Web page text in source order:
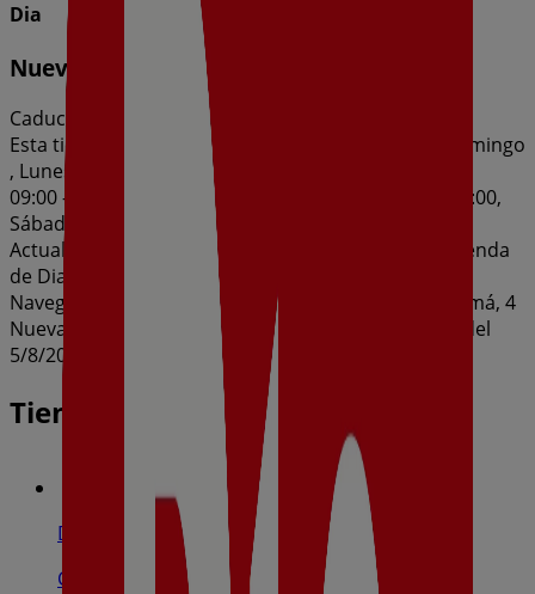
Dia
Nueva Calidad Dia del 05/08 al 11/08
Caduca mañana
Esta tienda de Dia tiene los siguientes horarios: Domingo
, Lunes 09:00 - 21:00, Martes 09:00 - 21:00, Miércoles
09:00 - 21:00, Jueves 09:00 - 21:00, Viernes 09:00 - 21:00,
Sábado 09:00 - 21:00
Actualmente hay 1 catálogos disponibles en esta tienda
de Dia.
Navega por el último catálogo de Dia en Calle Panamá, 4
Nueva Calidad Dia del 05/08 al 11/08 que es válido del
5/8/2026 al 11/8/2026 y no pares de ahorrar.
Tiendas más cercanas
Dia
Calle Panamá, 4, Toledo